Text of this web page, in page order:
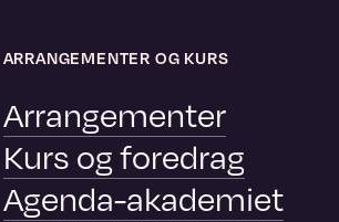
ARRANGEMENTER OG KURS
Arrangementer
Kurs og foredrag
Agenda-akademiet